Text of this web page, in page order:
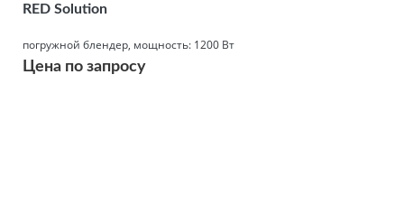
RED Solution
погружной блендер, мощность: 1200 Вт
Цена по запросу